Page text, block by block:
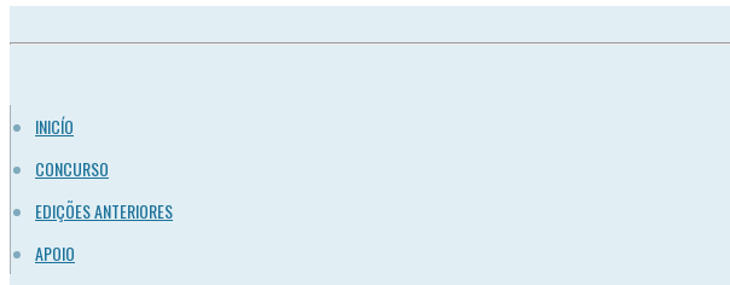
INICÍO
CONCURSO
EDIÇÕES ANTERIORES
APOIO